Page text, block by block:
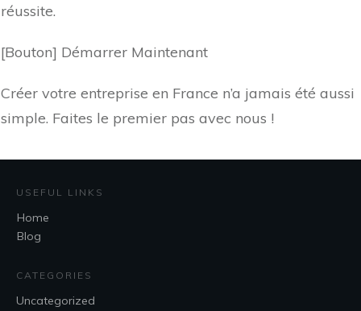
réussite.
[Bouton] Démarrer Maintenant
Créer votre entreprise en France n’a jamais été aussi
simple. Faites le premier pas avec nous !
USEFUL LINKS
Home
Blog
CATEGORIES
Uncategorized